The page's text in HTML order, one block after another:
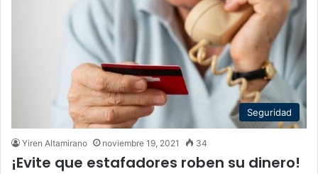
Seguridad
Yiren Altamirano noviembre 19, 2021 34
¡Evite que estafadores roben su dinero!